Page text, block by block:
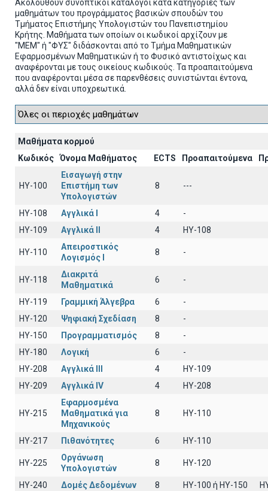
Ακολουθούν συνοπτικοί κατάλογοι κατά κατηγορίες των
μαθημάτων του προγράμματος βασικών σπουδών του
Τμήματος Επιστήμης Υπολογιστών του Πανεπιστημίου
Κρήτης. Μαθήματα των οποίων οι κωδικοί αρχίζουν με
"ΜΕΜ" ή "ΦΥΣ" διδάσκονται από το Τμήμα Μαθηματικών
Εφαρμοσμένων Μαθηματικών ή το Φυσικό αντιστοίχως και
αναφέρονται με τους οικείους κωδικούς. Τα προαπαιτούμενα
που αναφέρονται μέσα σε παρενθέσεις συνιστώνται έντονα,
αλλά δεν είναι υποχρεωτικά.
Μαθήματα κορμού
Κωδικός
Όνομα Μαθήματος ECTS Προαπαιτούμενα
HY-100
Εισαγωγή στην
Επιστήμη των
Υπολογιστών
8 ---
HY-108 Αγγλικά I 4
-
HY-109
Αγγλικά II 4 HY-108
HY-110
Απειροστικός
Λογισμός Ι
8 -
HY-118
Διακριτά
Μαθηματικά
6 -
HY-119 Γραμμική Άλγεβρα 6
-
HY-120
Ψηφιακή Σχεδίαση 8
-
HY-150
Προγραμματισμός 8
-
HY-180
Λογική 6
-
HY-208
Αγγλικά III 4
HY-109
HY-209
Αγγλικά IV 4 HY-208
HY-215
Εφαρμοσμένα
Μαθηματικά για
Μηχανικούς
8 ΗΥ-110
HY-217 Πιθανότητες 6 ΗΥ-110
HY-225
Οργάνωση
Υπολογιστών
8 HY-120
HY-240 Δομές Δεδομένων 8 HY-100 ή HY-150